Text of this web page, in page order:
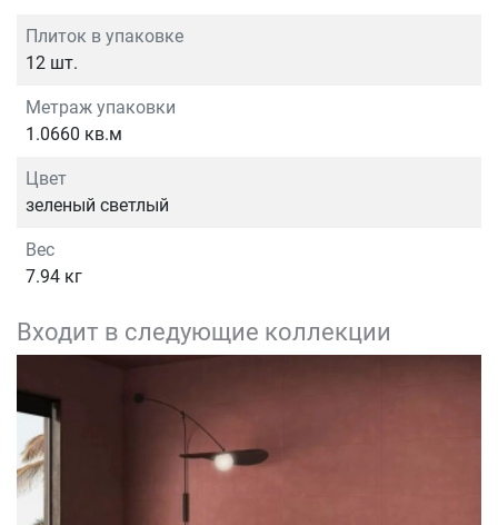
Плиток в упаковке
12 шт.
Метраж упаковки
1.0660 кв.м
Цвет
зеленый светлый
Вес
7.94 кг
Входит в следующие коллекции